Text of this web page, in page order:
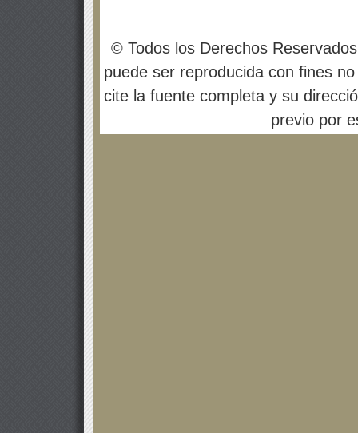
© Todos los Derechos
puede ser reproducida con fines
cite la fuente completa y su
previo por